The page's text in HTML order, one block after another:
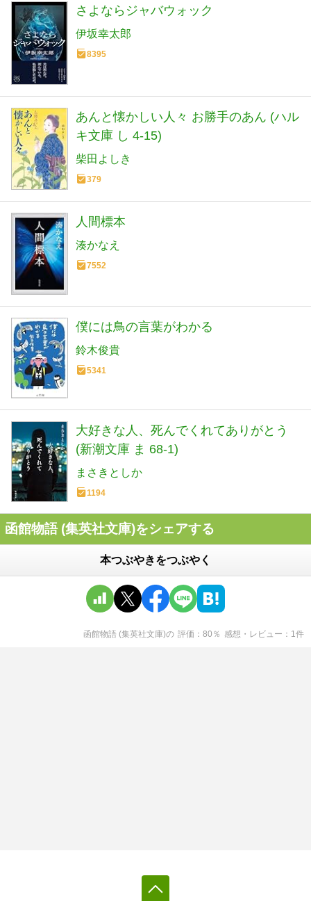
さよならジャバウォック
伊坂幸太郎
8395
あんと懐かしい人々 お勝手のあん (ハル
キ文庫 し 4-15)
柴田よしき
379
人間標本
湊かなえ
7552
僕には鳥の言葉がわかる
鈴木俊貴
5341
大好きな人、死んでくれてありがとう
(新潮文庫 ま 68-1)
まさきとしか
1194
函館物語 (集英社文庫)をシェアする
本つぶやきをつぶやく
函館物語 (集英社文庫)の 評価 80 ％ 感想・レビュー 1件